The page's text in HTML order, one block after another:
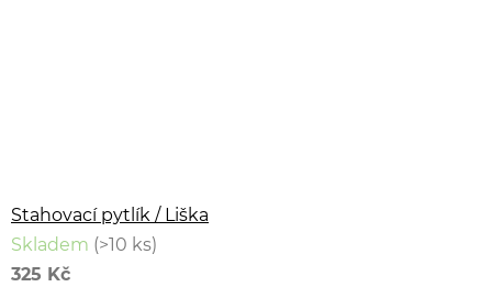
Stahovací pytlík / Liška
Skladem (>10 ks)
325 Kč